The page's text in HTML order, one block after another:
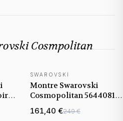
Cosmpolitan
SWAROVSKI
Montre Swarovski
Cosmopolitan 5644081
bracelet bicolore argent
rose
161,40 €249 €